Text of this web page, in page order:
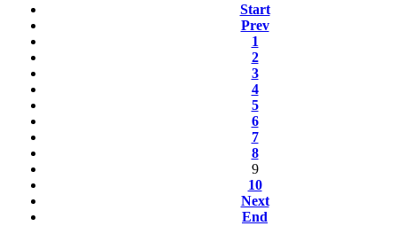
Start
Prev
1
2
3
4
5
6
7
8
9
10
Next
End